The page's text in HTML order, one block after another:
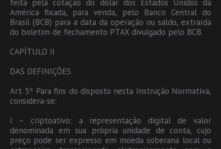
feita pela cotação do dólar dos Estados Unidos da
América fixada, para venda, pelo Banco Central do
Brasil (BCB) para a data da operação ou saldo, extraída
do boletim de fechamento PTAX divulgado pelo BCB.
CAPÍTULO II
DAS DEFINIÇÕES
Art. 5º Para fins do disposto nesta Instrução Normativa,
considera-se:
I – criptoativo: a representação digital de valor
denominada em sua própria unidade de conta, cujo
preço pode ser expresso em moeda soberana local ou